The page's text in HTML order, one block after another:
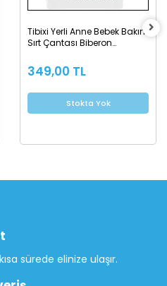
Tibixi Yerli Anne Bebek Bakım
Sırt Çantası Biberon
Bebek Çantası - Siyah
349,00 TL
Stokta Yok
sürede elinize ulaşır.